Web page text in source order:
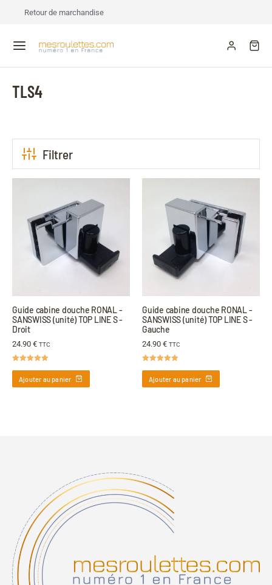
Retour de marchandise
TLS4
Filtrer
Guide cabine douche RONAL -
SANSWISS (unité) TOP LINE S -
Droit
24.90 € TTC
Ajouter au panier
Guide cabine douche RONAL -
SANSWISS (unité) TOP LINE S -
Gauche
24.90 € TTC
Ajouter au panier